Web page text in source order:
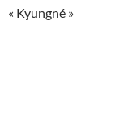
« Kyungné »